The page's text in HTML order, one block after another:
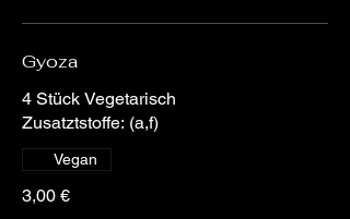
Gyoza
4 Stück Vegetarisch
Zusatztstoffe: (a,f)
3,00 €
Vegan